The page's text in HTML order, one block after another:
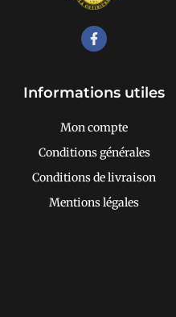
Informations utiles
Mon compte
Conditions générales
Conditions de livraison
Mentions légales